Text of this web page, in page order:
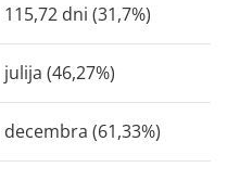
115,72 dni (31,7%)
julija (46,27%)
decembra (61,33%)